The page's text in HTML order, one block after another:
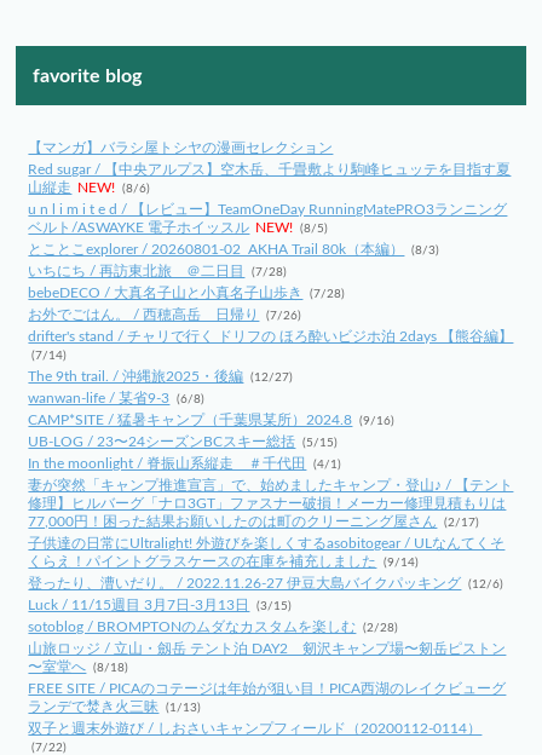
favorite blog
【マンガ】バラシ屋トシヤの漫画セレクション
Red sugar / 【中央アルプス】空木岳、千畳敷より駒峰ヒュッテを目指す夏
山縦走 NEW! (8/6)
u n l i m i t e d / 【レビュー】TeamOneDay RunningMatePRO3ランニング
ベルト/ASWAYKE 電子ホイッスル NEW! (8/5)
とことこexplorer / 20260801-02_AKHA Trail 80k（本編） (8/3)
いちにち / 再訪東北旅 ＠二日目 (7/28)
bebeDECO / 大真名子山と小真名子山歩き (7/28)
お外でごはん。 / 西穂高岳 日帰り (7/26)
drifter's stand / チャリで行く ドリフの ほろ酔いビジホ泊 2days 【熊谷編】
(7/14)
The 9th trail. / 沖縄旅2025・後編 (12/27)
wanwan-life / 某省9-3 (6/8)
CAMP*SITE / 猛暑キャンプ（千葉県某所）2024.8 (9/16)
UB-LOG / 23〜24シーズンBCスキー総括 (5/15)
In the moonlight / 脊振山系縦走 ＃千代田 (4/1)
妻が突然「キャンプ推進宣言」で、始めましたキャンプ・登山♪ / 【テント
修理】ヒルバーグ「ナロ3GT」ファスナー破損！メーカー修理見積もりは
77,000円！困った結果お願いしたのは町のクリーニング屋さん
(2/17)
子供達の日常にUltralight! 外遊びを楽しくするasobitogear / ULなんてくそ
くらえ！パイントグラスケースの在庫を補充しました
(9/14)
登ったり、漕いだり。 / 2022.11.26-27 伊豆大島バイクパッキング (12/6)
Luck / 11/15週目 3月7日-3月13日 (3/15)
sotoblog / BROMPTONのムダなカスタムを楽しむ (2/28)
山旅ロッジ / 立山・劔岳 テント泊 DAY2 剱沢キャンプ場〜剱岳ピストン
〜室堂へ (8/18)
FREE SITE / PICAのコテージは年始が狙い目！PICA西湖のレイクビューグ
ランデで焚き火三昧
(1/13)
双子と週末外遊び / しおさいキャンプフィールド（20200112-0114）
(7/22)